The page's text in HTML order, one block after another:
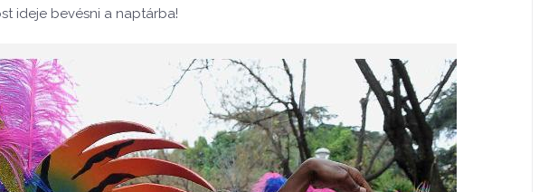
ideje bevésni a naptárba!